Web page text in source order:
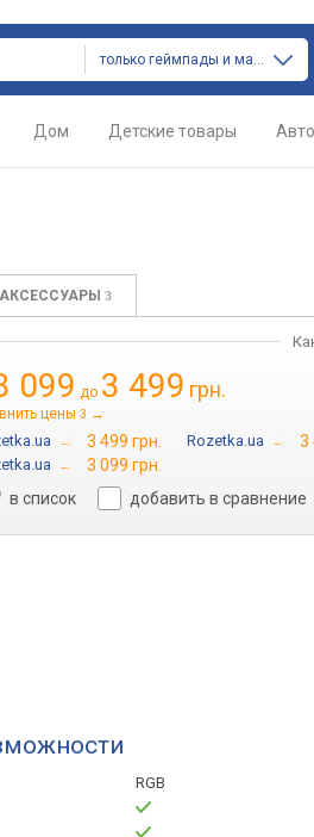
только геймпады и манипуляторы
Дом Детские товары Авто
АКСЕССУАРЫ 3
099 до 3 499 грн.
цены 3 →
→ 3 499 грн. Rozetka.ua → 3
→
3 099 грн.
в список
добавить в сравнение
RGB